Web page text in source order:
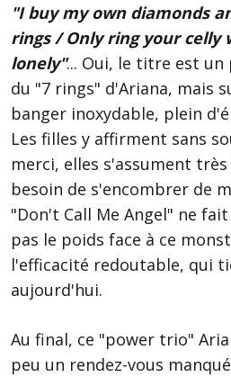
"I buy my own diamonds
rings / Only ring your celly
lonely"... Oui, le titre est un
du "7 rings" d'Ariana, mais
banger inoxydable, plein
Les filles y affirment sans
merci, elles s'assument
besoin de s'encombrer de
"Don't Call Me Angel" ne
pas le poids face à ce
l'efficacité redoutable, qui
aujourd'hui.
Au final, ce "power trio"
peu un rendez-vous